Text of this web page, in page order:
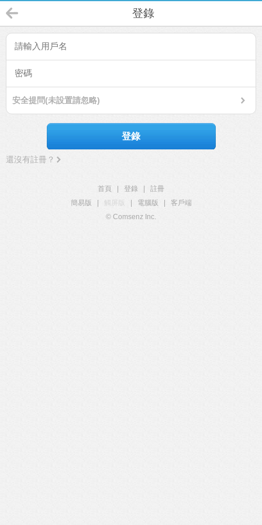
登錄
安全提問(未設置請忽略)
登錄
還沒有註冊？
首頁 登錄
註冊
簡易版
觸屏版 電腦版
客戶端
© Comsenz Inc.